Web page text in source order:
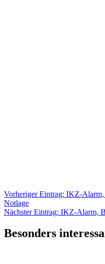
Beitragsnavigation
Vorheriger Eintrag: Vorheriger
IKZ-Alarm,
Notlage
Nächster Eintrag: Nächster
IKZ-Alarm,
Besonders